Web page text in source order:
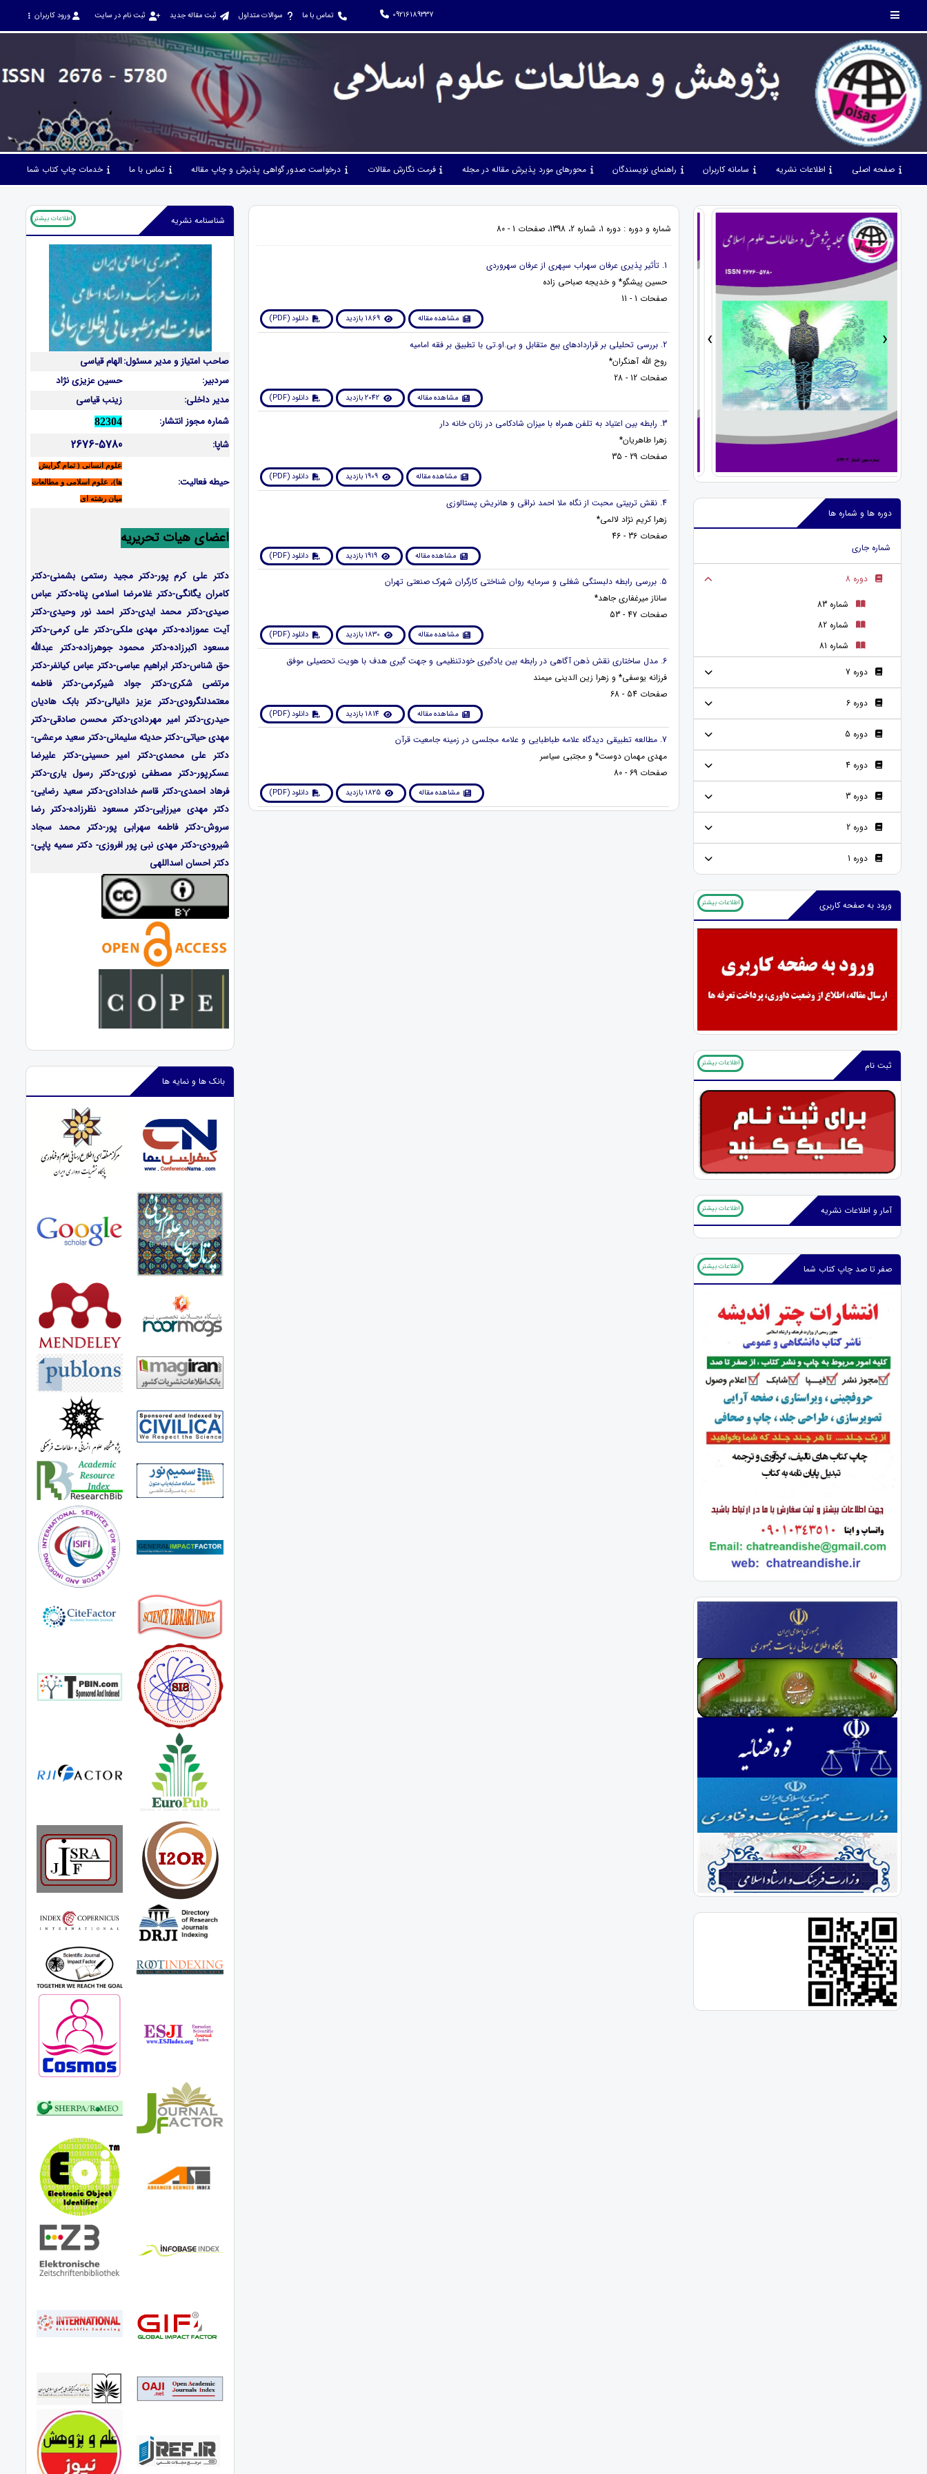
09216189337 تماس با ما سوالات متداول ثبت مقاله جدید ثبت نام در سایت ورود کاربران
صفحه اصلی اطلاعات نشریه سامانه کاربران راهنمای نویسندگان محورهای مورد پذیرش مقاله در مجله فرمت نگارش مقالات درخواست صدور گواهی پذیرش و چاپ مقاله تماس با ما خدمات چاپ کتاب شما
› ‹
دوره ها و شماره ها
شماره جاری
دوره 8
شماره 83
شماره 82
شماره 81
دوره 7
دوره 6
دوره 5
دوره 4
دوره 3
دوره 2
دوره 1
ورود به صفحه کاربری اطلاعات بیشتر
ثبت نام اطلاعات بیشتر
آمار و اطلاعات نشریه اطلاعات بیشتر
صفر تا صد چاپ کتاب شما اطلاعات بیشتر
شماره و دوره : دوره 1، شماره 2، 1398، صفحات 1 - 80
1. تأثیر پذیری عرفان سهراب سپهری از عرفان سهروردی
حسین پیشگو* و خدیجه صباحی زاده
صفحات 1 - 11
مشاهده مقاله 1869 بازدید دانلود (PDF)
2. بررسی تحلیلی بر قراردادهای بیع متقابل و بی.او.تی با تطبیق بر فقه امامیه
روح الله آهنگران*
صفحات 12 - 28
مشاهده مقاله 2042 بازدید دانلود (PDF)
3. رابطه بین اعتیاد به تلفن همراه با میزان شادکامی در زنان خانه دار
زهرا طاهریان*
صفحات 29 - 35
مشاهده مقاله 1909 بازدید دانلود (PDF)
4. نقش تربیتی محبت از نگاه ملا احمد نراقی و هانریش پستالوزی
زهرا کریم نژاد لالمی*
صفحات 36 - 46
مشاهده مقاله 1919 بازدید دانلود (PDF)
5. بررسی رابطه دلبستگی شغلی و سرمایه روان شناختی کارگران شهرک صنعتی تهران
ساناز میرغفاری جاهد*
صفحات 47 - 53
مشاهده مقاله 1830 بازدید دانلود (PDF)
6. مدل ساختاری نقش ذهن آگاهی در رابطه بین یادگیری خودتنظیمی و جهت گیری هدف با هویت تحصیلی موفق
فرزانه یوسفی* و زهرا زین الدینی میمند
صفحات 54 - 68
مشاهده مقاله 1814 بازدید دانلود (PDF)
7. مطالعه تطبیقی دیدگاه علامه طباطبایی و علامه مجلسی در زمینه جامعیت قرآن
مهدی مهمان دوست* و مجتبی سیاسر
صفحات 69 - 80
مشاهده مقاله 1825 بازدید دانلود (PDF)
شناسنامه نشریه اطلاعات بیشتر
صاحب امتیاز و مدیر مسئول:الهام قیاسی
سردبیر:
حسین عزیزی نژاد
مدیر داخلی:
زینب قیاسی
شماره مجوز انتشار:
82304
شاپا: 2676-5780
حیطه فعالیت:
علوم انسانی ( تمام گرایش
ها)، علوم اسلامی و مطالعات
میان رشته ای
اعضای هیات تحریریه
دکتر علی کرم پور-دکتر مجید رستمی بشمنی-دکتر
کامران یگانگی-دکتر غلامرضا اسلامی پناه-دکتر عباس
صیدی-دکتر محمد ایدی-دکتر احمد نور وحیدی-دکتر
آیت عموزاده-دکتر مهدی ملکی-دکتر علی کرمی-دکتر
مسعود اکبرزاده-دکتر محمود جوهرزاده-دکتر عبدالله
حق شناس-دکتر ابراهیم عباسی-دکتر عباس کیانفر-دکتر
مرتضی شکری-دکتر جواد شیرکرمی-دکتر فاطمه
معتمدلنگرودی-دکتر عزیز دانیالی-دکتر بابک هادیان
حیدری-دکتر امیر مهردادی-دکتر محسن صادقی-دکتر
مهدی حیاتی-دکتر حدیثه سلیمانی-دکتر سعید مرعشی-
دکتر علی محمدی-دکتر امیر حسینی-دکتر علیرضا
عسکرپور-دکتر مصطفی نوری-دکتر رسول یاری-دکتر
فرهاد احمدی-دکتر قاسم خدادادی-دکتر سعید رضایی-
دکتر مهدی میرزایی-دکتر مسعود نظرزاده-دکتر رضا
سروش-دکتر فاطمه سهرابی پور-دکتر محمد سجاد
شیرودی-دکتر مهدی نبی پور افروزی- دکتر سمیه پاپی-
دکتر احسان اسداللهی
بانک ها و نمایه ها